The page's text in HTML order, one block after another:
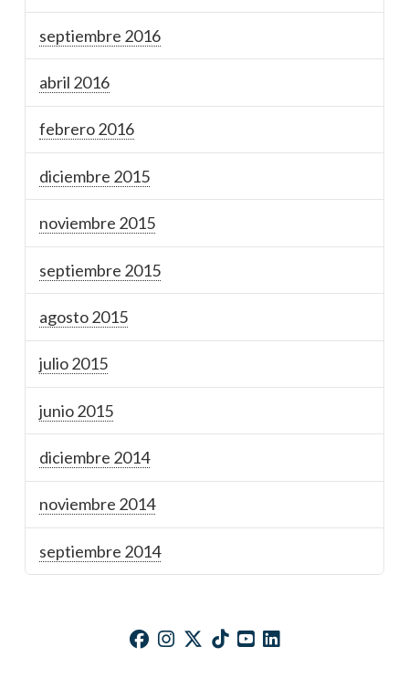
septiembre 2016
abril 2016
febrero 2016
diciembre 2015
noviembre 2015
septiembre 2015
agosto 2015
julio 2015
junio 2015
diciembre 2014
noviembre 2014
septiembre 2014